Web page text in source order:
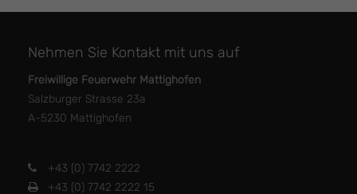
Nehmen Sie Kontakt mit uns auf
Freiwillige Feuerwehr Mattighofen
Salzburger Strasse 23a
A-5230 Mattighofen
+43 (0) 7742 2222
+43 (0) 7742 2222 15